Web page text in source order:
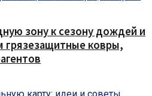
зону к сезону дождей и
грязезащитные ковры,